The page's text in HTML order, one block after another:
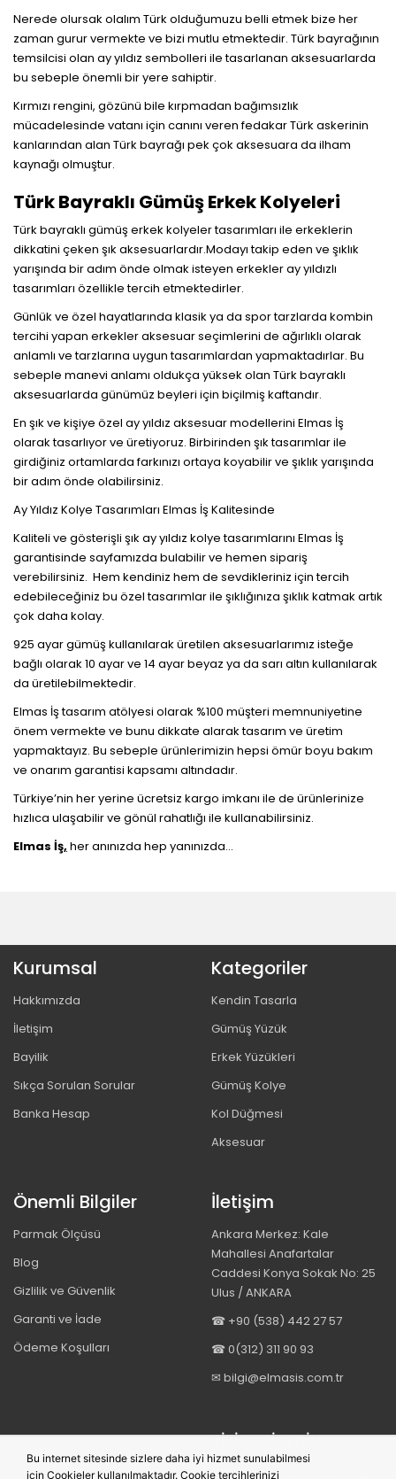
Nerede olursak olalım Türk olduğumuzu belli etmek bize her
zaman gurur vermekte ve bizi mutlu etmektedir. Türk bayrağının
temsilcisi olan ay yıldız sembolleri ile tasarlanan aksesuarlarda
bu sebeple önemli bir yere sahiptir.
Kırmızı rengini, gözünü bile kırpmadan bağımsızlık
mücadelesinde vatanı için canını veren fedakar Türk askerinin
kanlarından alan Türk bayrağı pek çok aksesuara da ilham
kaynağı olmuştur.
Türk Bayraklı Gümüş Erkek Kolyeleri
Türk bayraklı gümüş erkek kolyeler tasarımları ile erkeklerin
dikkatini çeken şık aksesuarlardır.Modayı takip eden ve şıklık
yarışında bir adım önde olmak isteyen erkekler ay yıldızlı
tasarımları özellikle tercih etmektedirler.
Günlük ve özel hayatlarında klasik ya da spor tarzlarda kombin
tercihi yapan erkekler aksesuar seçimlerini de ağırlıklı olarak
anlamlı ve tarzlarına uygun tasarımlardan yapmaktadırlar. Bu
sebeple manevi anlamı oldukça yüksek olan Türk bayraklı
aksesuarlarda günümüz beyleri için biçilmiş kaftandır.
En şık ve kişiye özel ay yıldız aksesuar modellerini Elmas İş
olarak tasarlıyor ve üretiyoruz. Birbirinden şık tasarımlar ile
girdiğiniz ortamlarda farkınızı ortaya koyabilir ve şıklık yarışında
bir adım önde olabilirsiniz.
Ay Yıldız Kolye Tasarımları Elmas İş Kalitesinde
Kaliteli ve gösterişli şık ay yıldız kolye tasarımlarını Elmas İş
garantisinde sayfamızda bulabilir ve hemen sipariş
verebilirsiniz. Hem kendiniz hem de sevdikleriniz için tercih
edebileceğiniz bu özel tasarımlar ile şıklığınıza şıklık katmak artık
çok daha kolay.
925 ayar gümüş kullanılarak üretilen aksesuarlarımız isteğe
bağlı olarak 10 ayar ve 14 ayar beyaz ya da sarı altın kullanılarak
da üretilebilmektedir.
Elmas İş tasarım atölyesi olarak %100 müşteri memnuniyetine
önem vermekte ve bunu dikkate alarak tasarım ve üretim
yapmaktayız. Bu sebeple ürünlerimizin hepsi ömür boyu bakım
ve onarım garantisi kapsamı altındadır.
Türkiye’nin her yerine ücretsiz kargo imkanı ile de ürünlerinize
hızlıca ulaşabilir ve gönül rahatlığı ile kullanabilirsiniz.
Elmas İş, her anınızda hep yanınızda…
Kurumsal
Hakkımızda
İletişim
Bayilik
Sıkça Sorulan Sorular
Banka Hesap
Kategoriler
Kendin Tasarla
Gümüş Yüzük
Erkek Yüzükleri
Gümüş Kolye
Kol Düğmesi
Aksesuar
Önemli Bilgiler
Parmak Ölçüsü
Blog
Gizlilik ve Güvenlik
Garanti ve İade
Ödeme Koşulları
İletişim
Ankara Merkez: Kale
Mahallesi Anafartalar
Caddesi Konya Sokak No: 25
Ulus / ANKARA
☎ +90 (538) 442 27 57
☎ 0(312) 311 90 93
✉ bilgi@elmasis.com.tr
BIZI TAKIP EDIN
Bu internet sitesinde sizlere daha iyi hizmet sunulabilmesi
için Cookieler kullanılmaktadır. Cookie tercihlerinizi